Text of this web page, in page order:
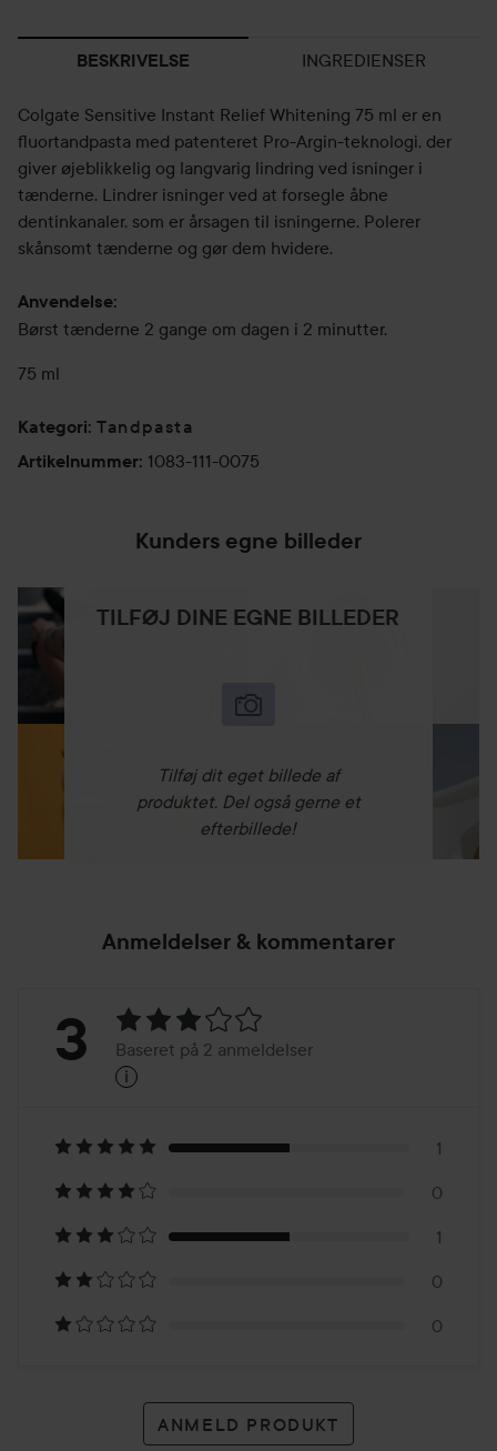
BESKRIVELSE INGREDIENSER
Colgate Sensitive Instant Relief Whitening 75 ml er en
fluortandpasta med patenteret Pro-Argin-teknologi, der
giver øjeblikkelig og langvarig lindring ved isninger i
tænderne. Lindrer isninger ved at forsegle åbne
dentinkanaler, som er årsagen til isningerne. Polerer
skånsomt tænderne og gør dem hvidere.
Anvendelse:
Børst tænderne 2 gange om dagen i 2 minutter.
75 ml
Kategori: Tandpasta
Artikelnummer: 1083-111-0075
Kunders egne billeder
TILFØJ DINE EGNE BILLEDER
Tilføj dit eget billede af
produktet. Del også gerne et
efterbillede!
Anmeldelser & kommentarer
Bedømmelse:
Baseret
på
2
anmeldelser
3 Baseret på 2 anmeldelser
i
1
0
1
0
0
ANMELD PRODUKT